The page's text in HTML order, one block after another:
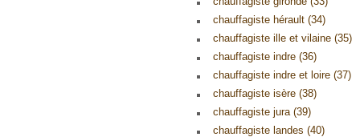
chauffagiste hérault (34)
chauffagiste ille et vilaine (35)
chauffagiste indre (36)
chauffagiste indre et loire (37)
chauffagiste isère (38)
chauffagiste jura (39)
chauffagiste landes (40)